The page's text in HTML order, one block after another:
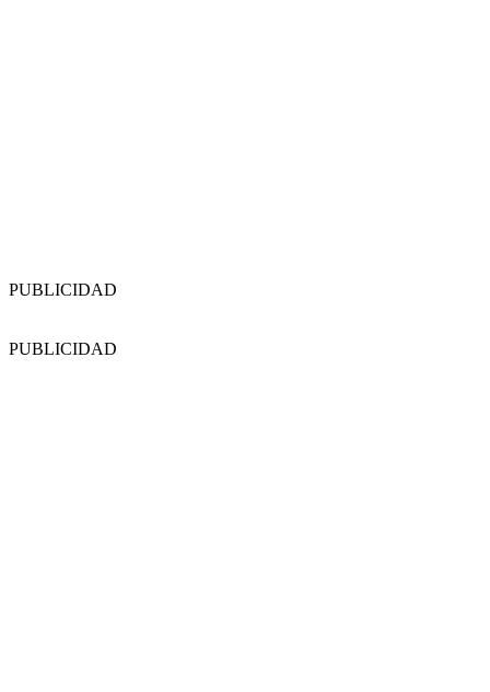
PUBLICIDAD
PUBLICIDAD